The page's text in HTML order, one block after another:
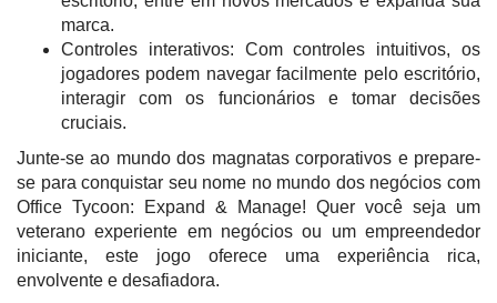
marca.
Controles interativos: Com controles intuitivos, os
jogadores podem navegar facilmente pelo escritório,
interagir com os funcionários e tomar decisões
cruciais.
Junte-se ao mundo dos magnatas corporativos e prepare-
se para conquistar seu nome no mundo dos negócios com
Office Tycoon: Expand & Manage! Quer você seja um
veterano experiente em negócios ou um empreendedor
iniciante, este jogo oferece uma experiência rica,
envolvente e desafiadora.